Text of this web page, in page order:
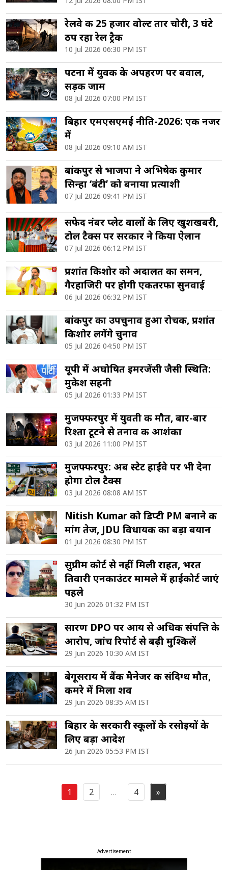
रेलवे की 25 हजार वोल्ट तार चोरी, 3 घंटे
ठप रहा रेल ट्रैक
10 Jul 2026 06:30 PM IST
पटना में युवक के अपहरण पर बवाल,
सड़क जाम
08 Jul 2026 07:00 PM IST
बिहार एमएसएमई नीति-2026: एक नजर
में
08 Jul 2026 09:10 AM IST
बांकीपुर से भाजपा ने अभिषेक कुमार
सिन्हा ‘बंटी’ को बनाया प्रत्याशी
07 Jul 2026 09:41 PM IST
सफेद नंबर प्लेट वालों के लिए खुशखबरी,
टोल टैक्स पर सरकार ने किया ऐलान
07 Jul 2026 06:12 PM IST
प्रशांत किशोर को अदालत का समन,
गैरहाजिरी पर होगी एकतरफा सुनवाई
06 Jul 2026 06:32 PM IST
बांकीपुर का उपचुनाव हुआ रोचक, प्रशांत
किशोर लगेंगे चुनाव
05 Jul 2026 04:50 PM IST
यूपी में अघोषित इमरजेंसी जैसी स्थिति:
मुकेश सहनी
05 Jul 2026 01:33 PM IST
मुजफ्फरपुर में युवती की मौत, बार-बार
रिश्ता टूटने से तनाव की आशंका
03 Jul 2026 11:00 PM IST
मुजफ्फरपुर: अब स्टेट हाईवे पर भी देना
होगा टोल टैक्स
03 Jul 2026 08:08 AM IST
Nitish Kumar को डिप्टी PM बनाने की
मांग तेज, JDU विधायक का बड़ा बयान
01 Jul 2026 08:30 PM IST
सुप्रीम कोर्ट से नहीं मिली राहत, भरत
तिवारी एनकाउंटर मामले में हाईकोर्ट जाएं
पहले
30 Jun 2026 01:32 PM IST
सारण DPO पर आय से अधिक संपत्ति के
आरोप, जांच रिपोर्ट से बढ़ी मुश्किलें
29 Jun 2026 10:30 AM IST
बेगूसराय में बैंक मैनेजर की संदिग्ध मौत,
कमरे में मिला शव
29 Jun 2026 08:35 AM IST
बिहार के सरकारी स्कूलों के रसोइयों के
लिए बड़ा आदेश
26 Jun 2026 05:53 PM IST
Posts
1 2 … 4 »
Advertisement